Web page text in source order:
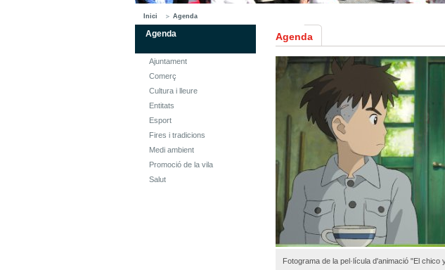
Inici Agenda
Agenda
Ajuntament
Comerç
Cultura i lleure
Entitats
Esport
Fires i tradicions
Medi ambient
Promoció de la vila
Salut
Agenda
Fotograma de la pel·lícula d'animació "El chico